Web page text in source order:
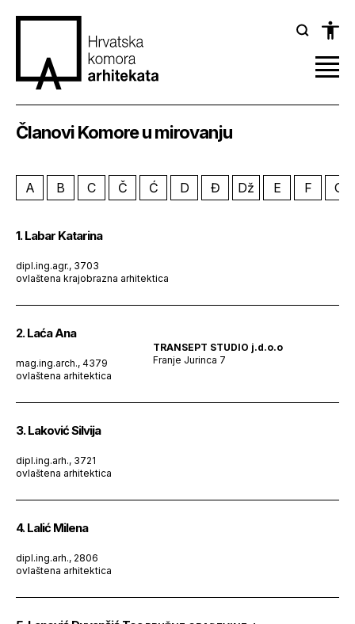
Članovi Komore u mirovanju
A B C Č Ć D Đ Dž E F G
1. Labar Katarina
dipl.ing.agr., 3703
ovlaštena krajobrazna arhitektica
2. Laća Ana
mag.ing.arch., 4379
ovlaštena arhitektica
TRANSEPT STUDIO j.d.o.o
Franje Jurinca 7
3. Laković Silvija
dipl.ing.arh., 3721
ovlaštena arhitektica
4. Lalić Milena
dipl.ing.arh., 2806
ovlaštena arhitektica